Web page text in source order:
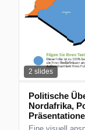
2 slides
Politische
Nordafrika,
Eine visuell